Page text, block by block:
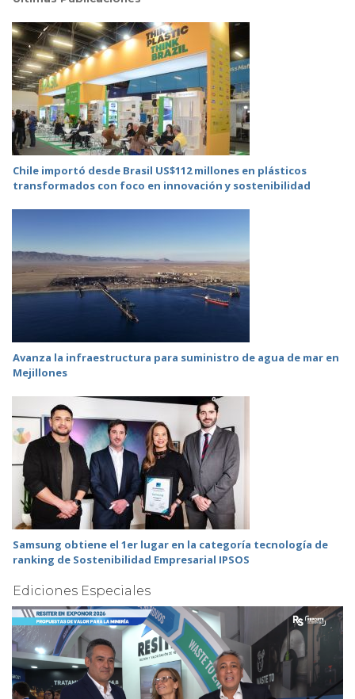
Chile importó desde Brasil US$112 millones en plásticos
transformados con foco en innovación y sostenibilidad
Avanza la infraestructura para suministro de agua de mar en
Mejillones
Samsung obtiene el 1er lugar en la categoría tecnología de
ranking de Sostenibilidad Empresarial IPSOS
Ediciones Especiales